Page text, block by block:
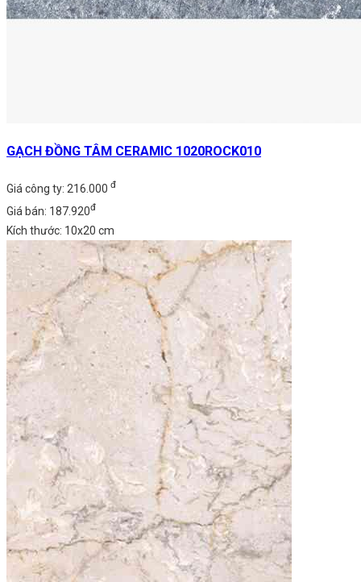
GẠCH ĐỒNG TÂM CERAMIC 1020ROCK010
Giá công ty: 216.000 đ
Giá bán: 187.920đ
Kích thước: 10x20 cm